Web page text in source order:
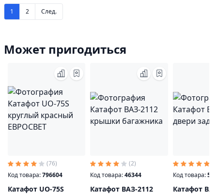
1 2 След.
Может пригодиться
(76)
Код товара:796604
Катафот UO-75S
(2)
Код товара:46344
Катафот ВАЗ-2112
Код товара:
Катафот